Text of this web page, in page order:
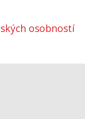
osobností